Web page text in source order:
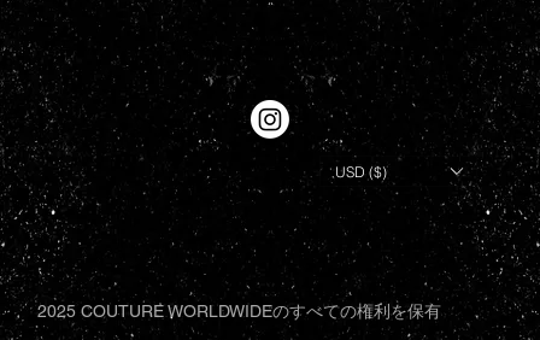
2025 COUTURE WORLDWIDEのすべての権利を保有
USD ($)